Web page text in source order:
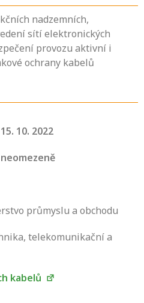
nadzemních,
sítí elektronických
provozu aktivní i
ochrany kabelů
10. 2022
průmyslu a obchodu
telekomunikační a
kabelů